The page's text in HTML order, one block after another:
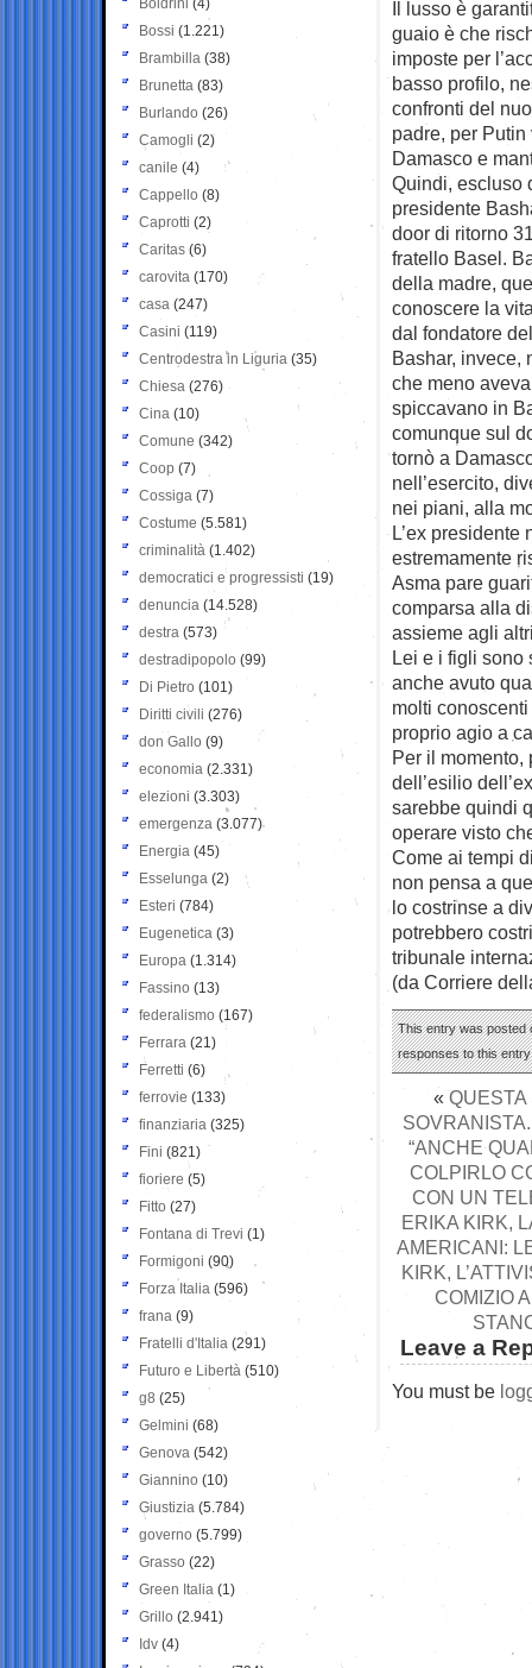
Il lusso è
guaio è che
imposte per
basso profilo,
confronti del
padre, per Putin
Damasco e
Quindi, escluso
presidente
door di ritorno
fratello Basel.
della madre,
conoscere la
dal fondatore
Bashar, invece,
che meno
spiccavano in
comunque sul
tornò a
nell’esercito,
nei piani, alla
L’ex presidente
estremamente
Asma pare
comparsa alla
assieme agli
Lei e i figli sono
anche avuto
molti
proprio agio a
Per il momento,
dell’esilio
sarebbe quindi
operare visto
Come ai tempi
non pensa a
lo costrinse a
potrebbero
tribunale
(da Corriere
This entry was posted
responses to this
«QUESTA
“ANCHE
COLPIRLO
CON UN
ERIKA KIRK,
AMERICANI:
KIRK,
COMIZIO
Leave a
You must be
Boldrini (4)
Bossi (1.221)
Brambilla (38)
Brunetta (83)
Burlando (26)
Camogli (2)
canile (4)
Cappello (8)
Caprotti (2)
Caritas (6)
carovita (170)
casa (247)
Casini (119)
Centrodestra in Liguria (35)
Chiesa (276)
Cina (10)
Comune (342)
Coop (7)
Cossiga (7)
Costume (5.581)
criminalità (1.402)
democratici e progressisti (19)
denuncia (14.528)
destra (573)
destradipopolo (99)
Di Pietro (101)
Diritti civili (276)
don Gallo (9)
economia (2.331)
elezioni (3.303)
emergenza (3.077)
Energia (45)
Esselunga (2)
Esteri (784)
Eugenetica (3)
Europa (1.314)
Fassino (13)
federalismo (167)
Ferrara (21)
Ferretti (6)
ferrovie (133)
finanziaria (325)
Fini (821)
fioriere (5)
Fitto (27)
Fontana di Trevi (1)
Formigoni (90)
Forza Italia (596)
frana (9)
Fratelli d'Italia (291)
Futuro e Libertà (510)
g8 (25)
Gelmini (68)
Genova (542)
Giannino (10)
Giustizia (5.784)
governo (5.799)
Grasso (22)
Green Italia (1)
Grillo (2.941)
Idv (4)